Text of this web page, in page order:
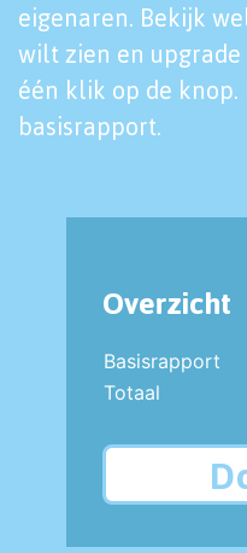
eigenaren. Bekijk
wilt zien en
één klik op de knop.
basisrapport.
Overzicht
Basisrapport
Totaal